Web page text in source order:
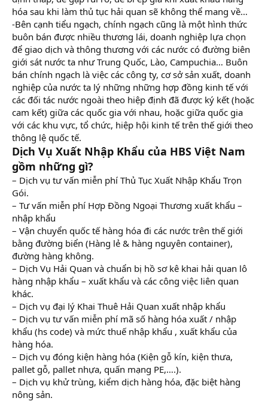
hóa sau khi làm thủ tục hải quan sẽ không thể mang về…
-Bên cạnh tiểu ngạch, chính ngạch cũng là một hình thức
buôn bán được nhiều thương lái, doanh nghiệp lựa chọn
để giao dịch và thông thương với các nước có đường biên
giới sát nước ta như Trung Quốc, Lào, Campuchia… Buôn
bán chính ngạch là việc các công ty, cơ sở sản xuất, doanh
nghiệp của nước ta lý những những hợp đồng kinh tế với
các đối tác nước ngoài theo hiệp định đã được ký kết (hoặc
cam kết) giữa các quốc gia với nhau, hoặc giữa quốc gia
với các khu vực, tổ chức, hiệp hội kinh tế trên thế giới theo
thông lệ quốc tế.
Dịch Vụ Xuất Nhập Khẩu của HBS Việt Nam
gồm những gì?
– Dịch vụ tư vấn miễn phí Thủ Tục Xuất Nhập Khẩu Trọn
Gói.
– Tư vấn miễn phí Hợp Đồng Ngoại Thương xuất khẩu –
nhập khẩu
– Vận chuyển quốc tế hàng hóa đi các nước trên thế giới
bằng đường biển (Hàng lẻ & hàng nguyên container),
đường hàng không.
– Dịch Vụ Hải Quan và chuẩn bị hồ sơ kê khai hải quan lô
hàng nhập khẩu – xuất khẩu và các công việc liên quan
khác.
– Dịch vụ đại lý Khai Thuê Hải Quan xuất nhập khẩu
– Dịch vụ tư vấn miễn phí mã số hàng hóa xuất / nhập
khẩu (hs code) và mức thuế nhập khẩu , xuất khẩu của
hàng hóa.
– Dịch vụ đóng kiện hàng hóa (Kiện gỗ kín, kiện thưa,
pallet gỗ, pallet nhựa, quấn mạng PE,….).
– Dịch vụ khử trùng, kiểm dịch hàng hóa, đặc biệt hàng
nông sản.